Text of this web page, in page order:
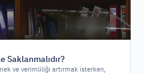
Saklanmalıdır?
ve verimliliği artırmak isterken,